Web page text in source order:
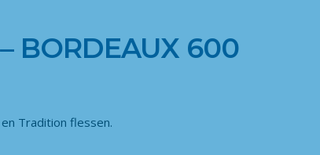
BORDEAUX 600
Tradition flessen.